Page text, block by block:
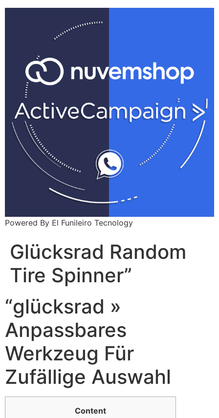
Powered By El Funileiro Tecnology
Glücksrad Random
Tire Spinner”
“glücksrad »
Anpassbares
Werkzeug Für
Zufällige Auswahl
Content